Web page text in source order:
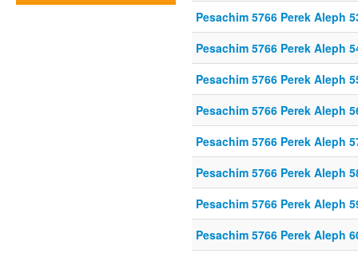
Pesachim 5766 Perek Aleph
Pesachim 5766 Perek Aleph
Pesachim 5766 Perek Aleph
Pesachim 5766 Perek Aleph
Pesachim 5766 Perek Aleph
Pesachim 5766 Perek Aleph
Pesachim 5766 Perek Aleph
Pesachim 5766 Perek Aleph